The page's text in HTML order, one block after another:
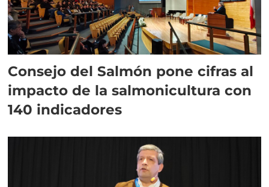
Consejo del Salmón pone cifras al
impacto de la salmonicultura con
140 indicadores